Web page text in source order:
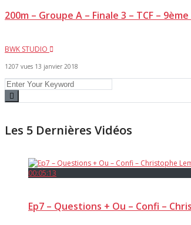
200m – Groupe A – Finale 3 – TCF –
BWK STUDIO
1207 vues 13 janvier 2018
Les 5 Dernières Vidéos
00:05:13
Ep7 – Questions + Ou – Confi –